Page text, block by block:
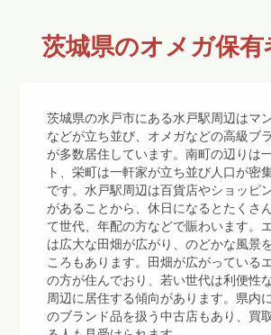
茨城県のオメガ保有
茨城県の水戸市にある水戸駅周辺はマ
などが立ち並び、オメガなどの高級ブ
が多数居住しています。南町の辺りは
ト、栄町は一軒家が立ち並び人口が密
です。水戸駅周辺は百貨店やショッピ
があることから、休日になるとたくさ
て世代、年配の方などで賑わいます。
は広大な田畑が広がり、のどかな風景
ころもあります。田畑が広がっている
の方が住んでおり、若い世代は利便性
周辺に居住する傾向があります。県内
のブランド品を扱う中古店もあり、買